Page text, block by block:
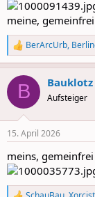
meine, gemeinfrei
R
e
a
c
i
s
BerArcUrb,
B Bauklotz
Aufsteiger
15. April 2026
meins, gemeinfrei